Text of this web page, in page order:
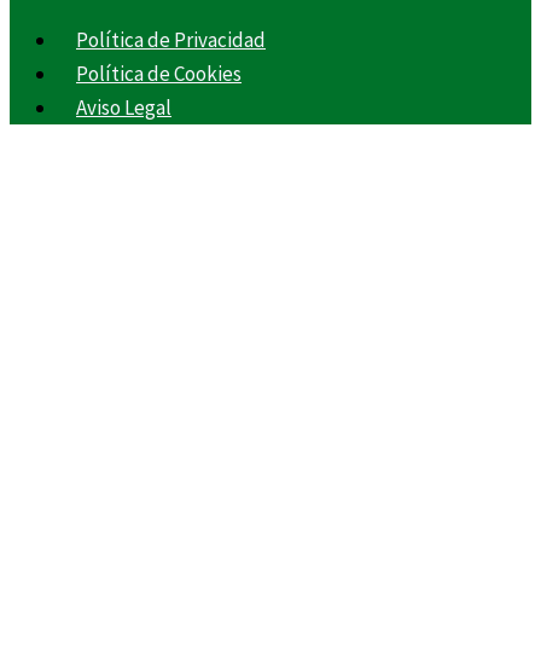
Política de Privacidad
Política de Cookies
Aviso Legal